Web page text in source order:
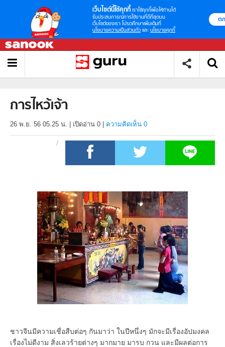
เว็บไซต์นี้ใช้คุกกี้ เราใช้คุกกี้เพื่อให้ท่านได้
รับประสบการณ์การใช้งานที่ดีที่สุดบน
เว็บไซต์ของเรา โปรดศึกษาเพิ่มเติมที่
นโยบายความเป็นส่วนตัว และ นโยบายคุกกี้
ต
การไหว้เจ้า
26 พ.ย. 56 05.25 น. เปิดอ่าน 0 ความคิดเห็น 0
ชาวจีนมีความเชื่อสืบต่อๆ กันมาว่า ในปีหนึ่งๆ มักจะมีเรื่องอัปมงคล
เรื่องไม่ดีงาม สิ่งเลวร้ายต่างๆ มากมาย มารบ กวน และมีผลต่อการ